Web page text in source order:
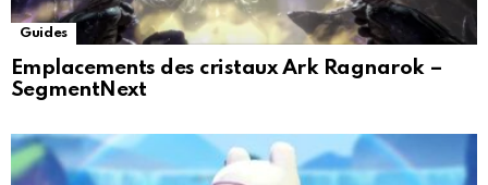
Guides
Emplacements des cristaux Ark Ragnarok –
SegmentNext